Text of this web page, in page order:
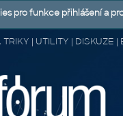
| UTILITY |
pro funkce přihlášení a